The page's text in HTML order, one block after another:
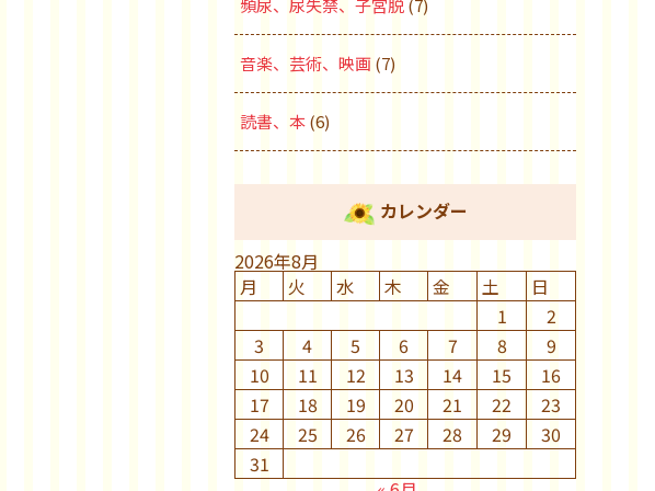
頻尿、尿失禁、子宮脱(7)
音楽、芸術、映画(7)
読書、本(6)
カレンダー
2026年8月
月
火 水 木 金 土
日
1
2
3
4 5 6 7 8
9
10
11 12 13 14 15
16
17
18 19 20 21 22
23
24
25 26 27 28 29
30
31